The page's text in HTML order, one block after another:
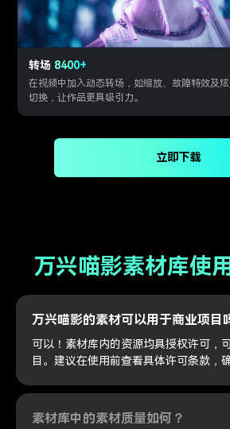
转场 8400+
在视频中加入动态转场，如缩放、故障特效及
切换，让作品更具吸引力。
立即下载
万兴喵影素材库使
万兴喵影的素材可以用于商业项目
可以！素材库内的资源均具授权许可，
目。建议在使用前查看具体许可条款，
素材库中的素材质量如何？